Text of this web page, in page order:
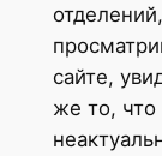
сайте,
же то, что